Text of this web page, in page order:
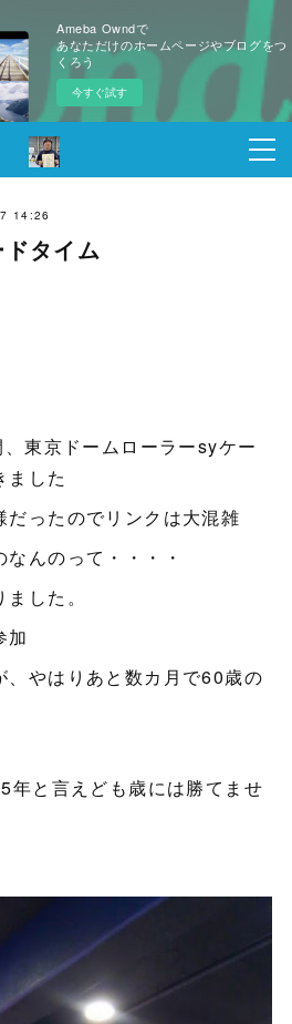
Ameba Owndで
あなただけのホームページやブログをつ
くろう
今すぐ試す
14:26
タイム
東京ドームローラーsyケー
ました
ったのでリンクは大混雑
んのって・・・・
した。
加
、やはりあと数カ月で60歳の
年と言えども歳には勝てませ